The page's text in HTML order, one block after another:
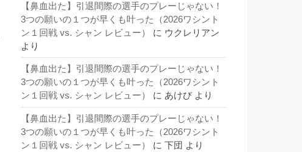
【鼻血出た】引退間際の選手のプレーじゃない！
3つの願いの１つが早くも叶った（2026ワシント
ン１回戦 vs. シャン レビュー）
に ウクレリアン
より
【鼻血出た】引退間際の選手のプレーじゃない！
3つの願いの１つが早くも叶った（2026ワシント
ン１回戦 vs. シャン レビュー）
に あけび より
【鼻血出た】引退間際の選手のプレーじゃない！
3つの願いの１つが早くも叶った（2026ワシント
ン１回戦 vs. シャン レビュー）
に 下団 より